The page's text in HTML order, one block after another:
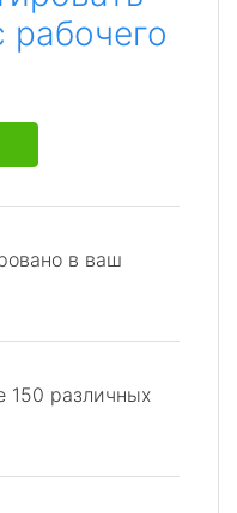
в ваш
150 различных